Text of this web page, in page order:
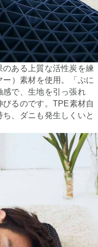
ある上質な活性炭を練
）素材を使用。「ぷに
感で、生地を引っ張れ
るのです。TPE素材自
、ダニも発生しくいと